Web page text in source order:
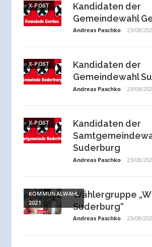
X-POST
Kandidaten der
Gemeindewahl
Andreas Paschko 23/08/
X-POST
Kandidaten der
Gemeindewahl
Andreas Paschko 23/08/
X-POST
Kandidaten der
Suderburg
Andreas Paschko 23/08/
KOMMUNALWAHL
2021
Wählergruppe
Suderburg“
Andreas Paschko 23/08/